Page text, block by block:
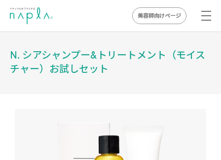
content
美容師向けページ
N. シアシャンプー&トリートメント（モイス
チャー）お試しセット